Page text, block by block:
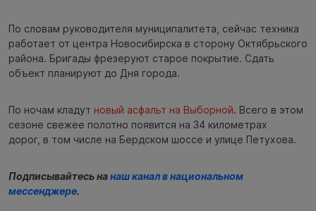
По словам руководителя муниципалитета, сейчас техника
работает от центра Новосибирска в сторону Октябрьского
района. Бригады фрезеруют старое покрытие. Сдать
объект планируют до Дня города.
По ночам кладут новый асфальт на Выборной. Всего в этом
сезоне свежее полотно появится на 34 километрах
дорог, в том числе на Бердском шоссе и улице Петухова.
Подписывайтесь нанаш канал в национальном
мессенджере.